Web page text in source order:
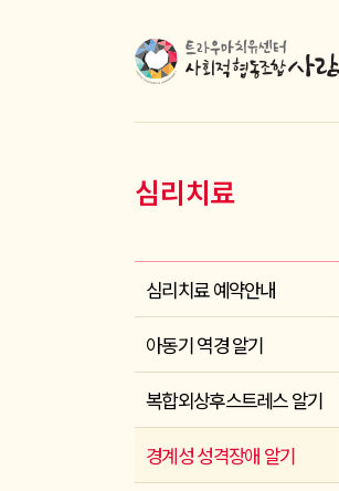
심리치료
심리치료 예약안내
아동기 역경 알기
복합외상후스트레스 알기
경계성 성격장애 알기